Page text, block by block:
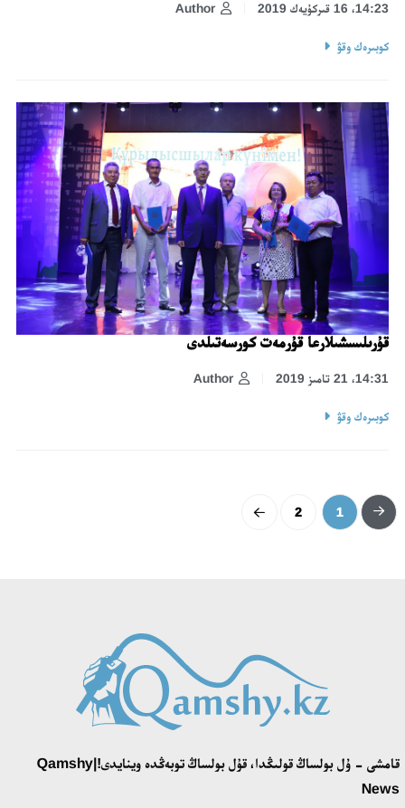
Author 14:23، 16 قىركۇيەك 2019
كوبىرەك وقۋ
قۇرىلىسشىلارعا قۇرمەت كورسەتىلدى
Author 14:31، 21 تامىز 2019
كوبىرەك وقۋ
1
2
قامشى - ۇل بولساڭ قولىڭدا، قۇل بولساڭ توبەڭدە وينايدى!|Qamshy
News